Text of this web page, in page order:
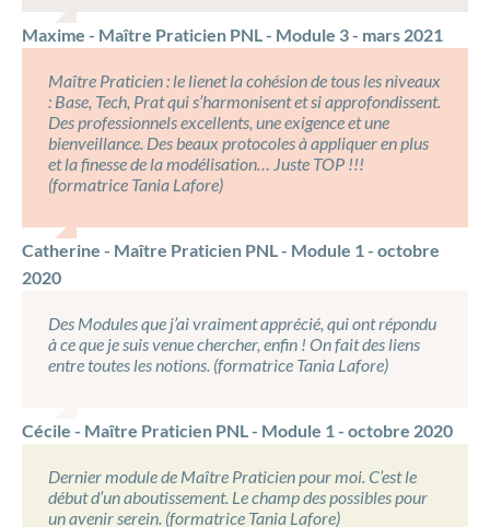
Maxime - Maître Praticien PNL - Module 3 - mars 2021
Maître Praticien : le lienet la cohésion de tous les niveaux
: Base, Tech, Prat qui s’harmonisent et si approfondissent.
Des professionnels excellents, une exigence et une
bienveillance. Des beaux protocoles à appliquer en plus
et la finesse de la modélisation… Juste TOP !!!
(formatrice Tania Lafore)
Catherine - Maître Praticien PNL - Module 1 - octobre
2020
Des Modules que j’ai vraiment apprécié, qui ont répondu
à ce que je suis venue chercher, enfin ! On fait des liens
entre toutes les notions. (formatrice Tania Lafore)
Cécile - Maître Praticien PNL - Module 1 - octobre 2020
Dernier module de Maître Praticien pour moi. C’est le
début d’un aboutissement. Le champ des possibles pour
un avenir serein. (formatrice Tania Lafore)